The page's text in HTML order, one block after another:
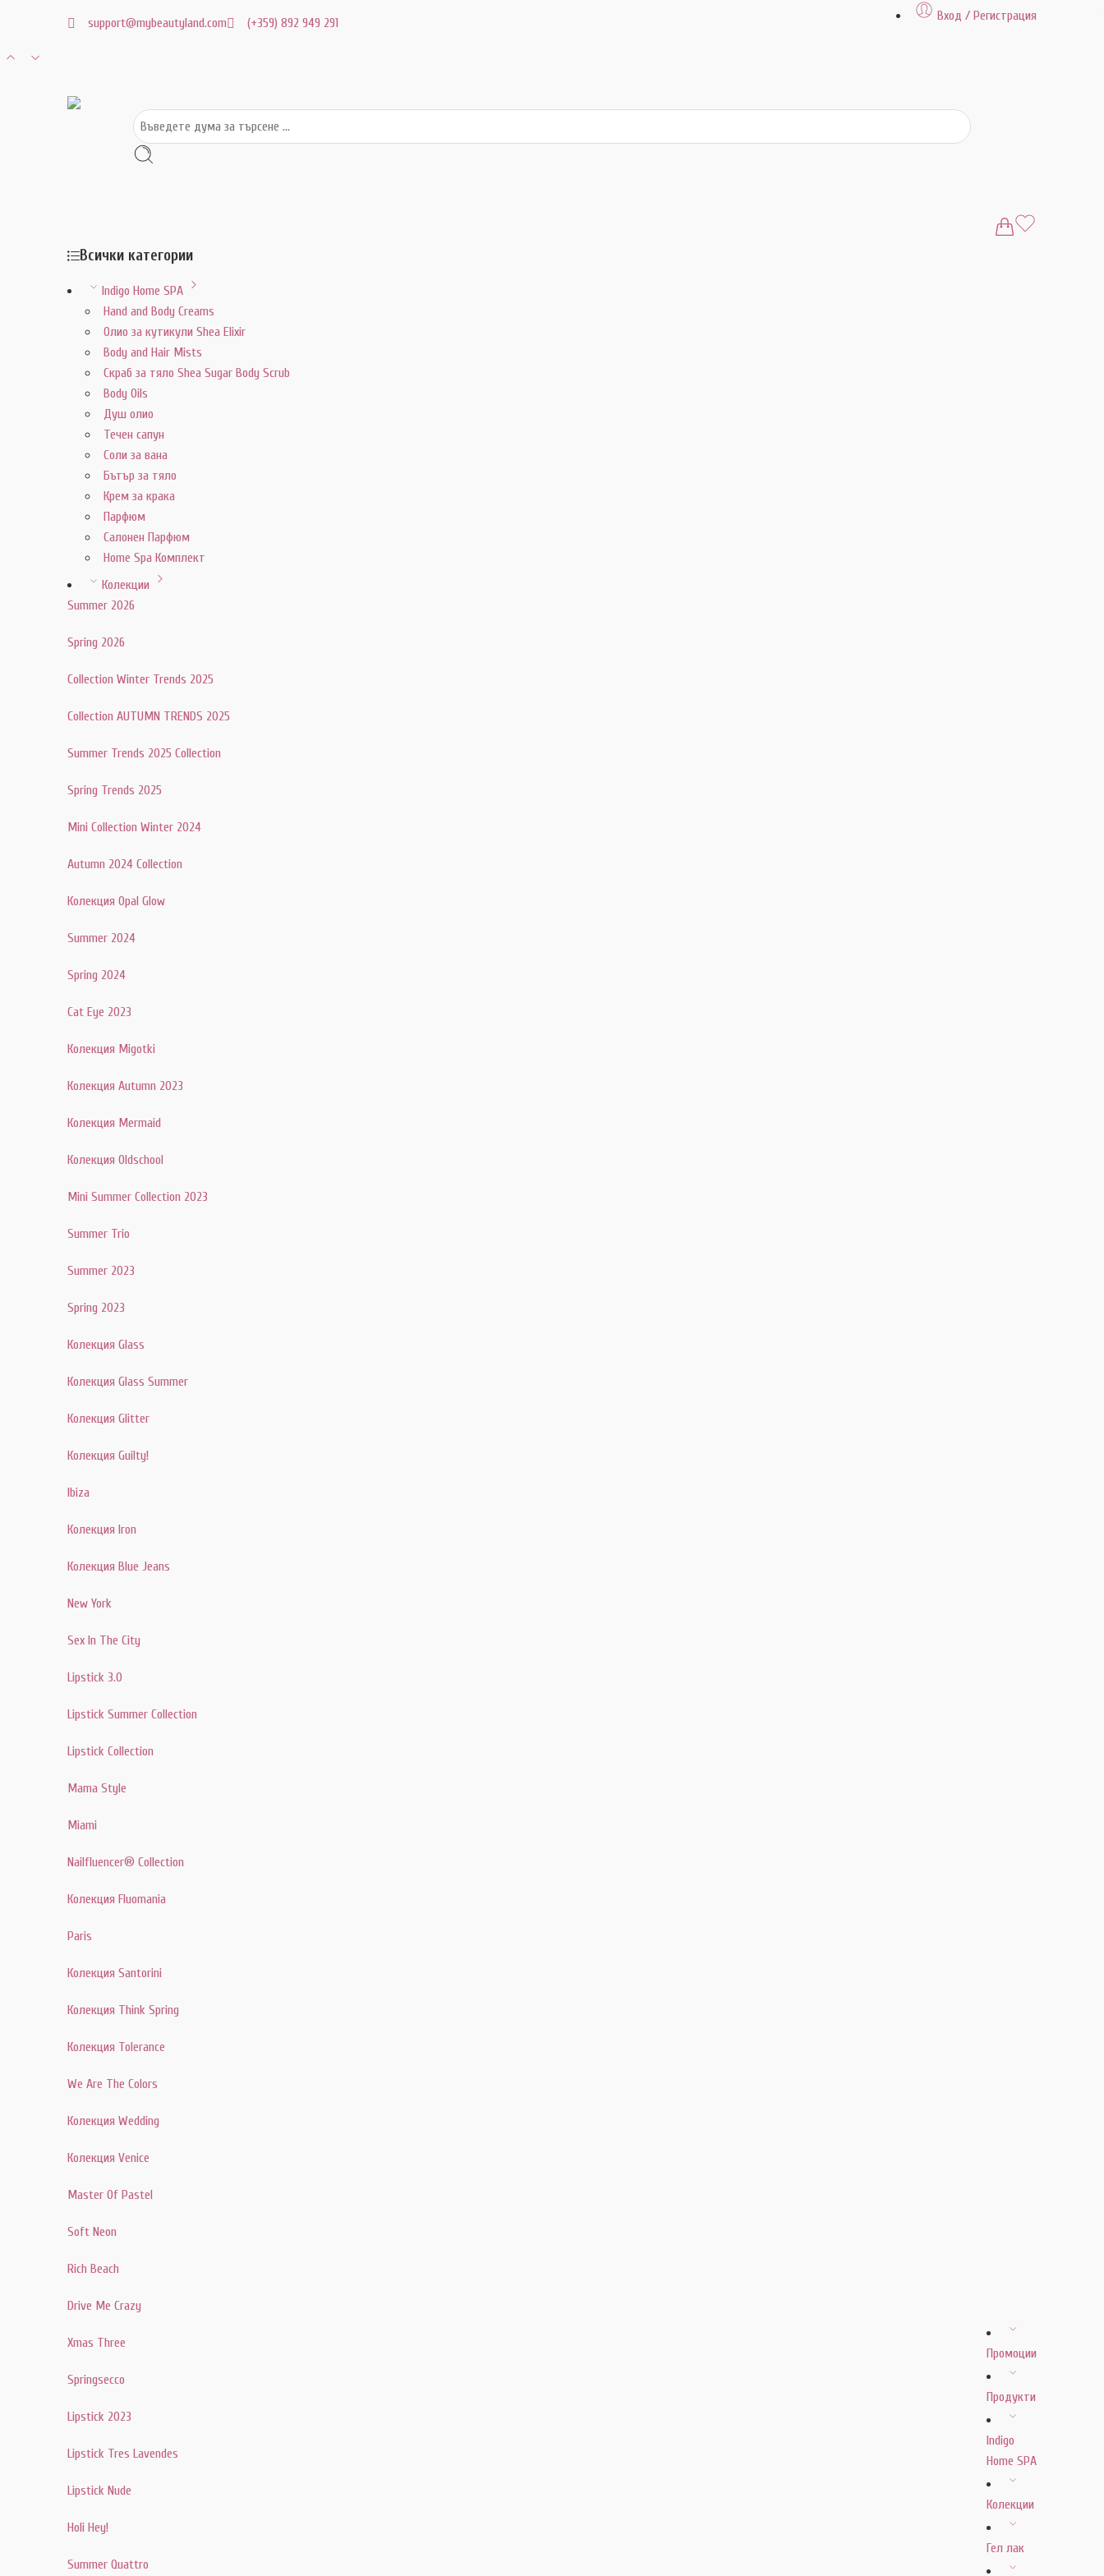
support@mybeautyland.com (+359) 892 949 291 Вход / Регистрация
Всички категории
Indigo Home SPA
Hand and Body Creams
Олио за кутикули Shea Elixir
Body and Hair Mists
Скраб за тяло Shea Sugar Body Scrub
Body Oils
Душ олио
Течен сапун
Соли за вана
Бътър за тяло
Крем за крака
Парфюм
Салонен Парфюм
Home Spa Комплект
Колекции
Summer 2026
Spring 2026
Collection Winter Trends 2025
Collection AUTUMN TRENDS 2025
Summer Trends 2025 Collection
Spring Trends 2025
Mini Collection Winter 2024
Autumn 2024 Collection
Колекция Opal Glow
Summer 2024
Spring 2024
Cat Eye 2023
Колекция Migotki
Колекция Autumn 2023
Колекция Mermaid
Колекция Oldschool
Mini Summer Collection 2023
Summer Trio
Summer 2023
Spring 2023
Колекция Glass
Колекция Glass Summer
Колекция Glitter
Колекция Guilty!
Ibiza
Колекция Iron
Колекция Blue Jeans
New York
Sex In The City
Lipstick 3.0
Lipstick Summer Collection
Lipstick Collection
Mama Style
Miami
Nailfluencer® Collection
Колекция Fluomania
Paris
Колекция Santorini
Колекция Think Spring
Колекция Tolerance
We Are The Colors
Колекция Wedding
Колекция Venice
Master Of Pastel
Soft Neon
Rich Beach
Drive Me Crazy
Xmas Three
Springsecco
Lipstick 2023
Lipstick Tres Lavendes
Lipstick Nude
Holi Hey!
Summer Quattro
Промоции
Продукти
Indigo
Home SPA
Колекции
Гел лак